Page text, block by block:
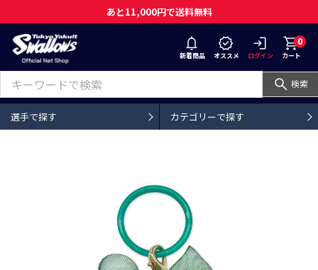
あと11,000円で送料無料
新着商品 オススメ ログイン
0
カート
検索
選手で探す カテゴリーで探す